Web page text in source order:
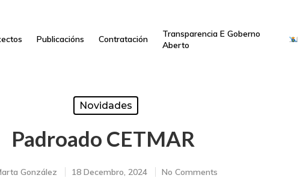
Publicacións Contratación
Transparencia E Goberno
Aberto
Novidades
Padroado CETMAR
González 18 Decembro, 2024 No Comments